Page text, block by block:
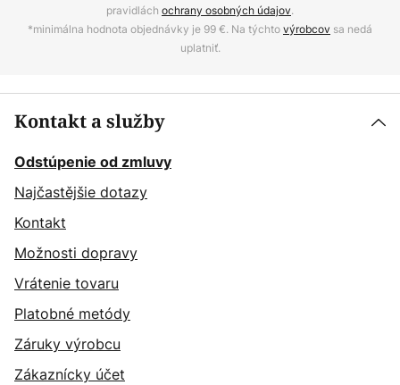
pravidlách ochrany osobných údajov.
*minimálna hodnota objednávky je 99 €. Na týchtovýrobcov sa nedá
uplatniť.
Kontakt a služby
Odstúpenie od zmluvy
Najčastějšie dotazy
Kontakt
Možnosti dopravy
Vrátenie tovaru
Platobné metódy
Záruky výrobcu
Zákaznícky účet